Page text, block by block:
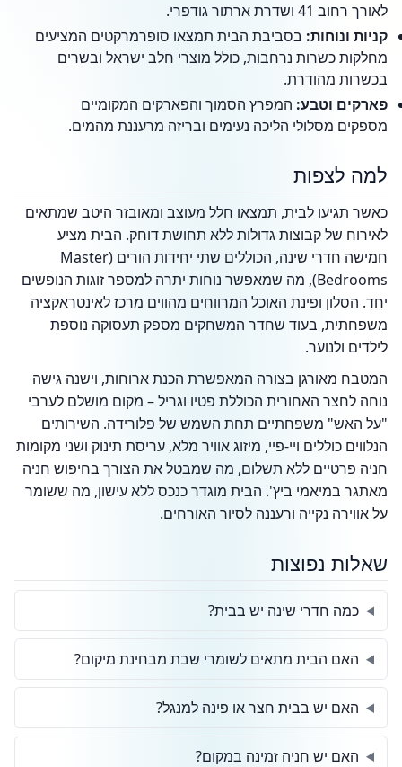
לאורך רחוב 41 ושדרת ארתור גודפרי.
קניות ונוחות: בסביבת הבית תמצאו סופרמרקטים המציעים
מחלקות כשרות נרחבות, כולל מוצרי חלב ישראל ובשרים
בכשרות מהודרת.
פארקים וטבע: המפרץ הסמוך והפארקים המקומיים
מספקים מסלולי הליכה נעימים ובריזה מרעננת מהמים.
למה לצפות
כאשר תגיעו לבית, תמצאו חלל מעוצב ומאובזר היטב שמתאים
לאירוח של קבוצות גדולות ללא תחושת דוחק. הבית מציע
חמישה חדרי שינה, הכוללים שתי יחידות הורים (Master
Bedrooms), מה שמאפשר נוחות יתרה למספר זוגות הנופשים
יחד. הסלון ופינת האוכל המרווחים מהווים מרכז לאינטראקציה
משפחתית, בעוד שחדר המשחקים מספק תעסוקה נוספת
לילדים ולנוער.
המטבח מאורגן בצורה המאפשרת הכנת ארוחות, וישנה גישה
נוחה לחצר האחורית הכוללת פטיו וגריל – מקום מושלם לערבי
"על האש" משפחתיים תחת השמש של פלורידה. השירותים
הנלווים כוללים ויי-פיי, מיזוג אוויר מלא, עריסת תינוק ושני מקומות
חניה פרטיים ללא תשלום, מה שמבטל את הצורך בחיפוש חניה
מאתגר במיאמי ביץ'. הבית מוגדר כנכס ללא עישון, מה ששומר
על אווירה נקייה ורעננה לסיור האורחים.
שאלות נפוצות
כמה חדרי שינה יש בבית?
האם הבית מתאים לשומרי שבת מבחינת מיקום?
האם יש בבית חצר או פינה למנגל?
האם יש חניה זמינה במקום?